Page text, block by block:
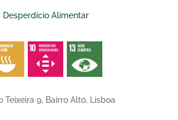
Desperdício Alimentar
Teixeira 9, Bairro Alto, Lisboa